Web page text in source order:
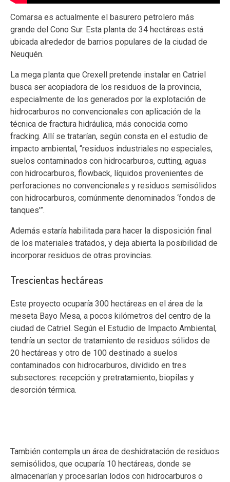
Comarsa es actualmente el basurero petrolero más
grande del Cono Sur. Esta planta de 34 hectáreas está
ubicada alrededor de barrios populares de la ciudad de
Neuquén.
La mega planta que Crexell pretende instalar en Catriel
busca ser acopiadora de los residuos de la provincia,
especialmente de los generados por la explotación de
hidrocarburos no convencionales con aplicación de la
técnica de fractura hidráulica, más conocida como
fracking. Allí se tratarían, según consta en el estudio de
impacto ambiental, “residuos industriales no especiales,
suelos contaminados con hidrocarburos, cutting, aguas
con hidrocarburos, flowback, líquidos provenientes de
perforaciones no convencionales y residuos semisólidos
con hidrocarburos, comúnmente denominados ‘fondos de
tanques’”.
Además estaría habilitada para hacer la disposición final
de los materiales tratados, y deja abierta la posibilidad de
incorporar residuos de otras provincias.
Trescientas hectáreas
Este proyecto ocuparía 300 hectáreas en el área de la
meseta Bayo Mesa, a pocos kilómetros del centro de la
ciudad de Catriel. Según el Estudio de Impacto Ambiental,
tendría un sector de tratamiento de residuos sólidos de
20 hectáreas y otro de 100 destinado a suelos
contaminados con hidrocarburos, dividido en tres
subsectores: recepción y pretratamiento, biopilas y
desorción térmica.
También contempla un área de deshidratación de residuos
semisólidos, que ocuparía 10 hectáreas, donde se
almacenarían y procesarían lodos con hidrocarburos o